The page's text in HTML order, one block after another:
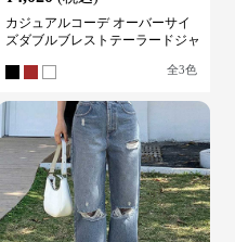
カジュアルコーデ オーバーサイ
ズダブルブレストテーラードジャ
全3色